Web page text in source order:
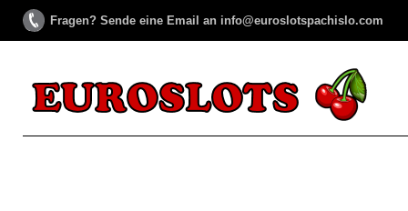
Fragen? Sende eine Email an info@euroslotspachislo.com